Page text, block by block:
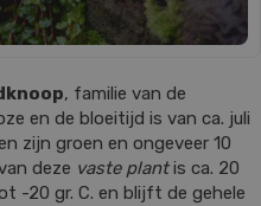
, familie van de
en de bloeitijd is van ca. juli
zijn groen en ongeveer 10
deze vaste plantis ca. 20
-20 gr. C. en blijft de gehele